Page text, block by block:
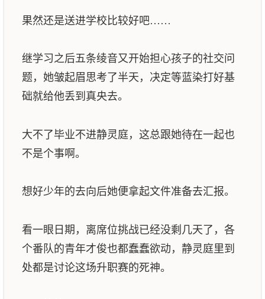
果然还是送进学校比较好吧……
继学习之后五条绫音又开始担心孩子的社交问
题，她皱起眉思考了半天，决定等蓝染打好基
础就给他丢到真央去。
大不了毕业不进静灵庭，这总跟她待在一起也
不是个事啊。
想好少年的去向后她便拿起文件准备去汇报。
看一眼日期，离席位挑战已经没剩几天了，各
个番队的青年才俊也都蠢蠢欲动，静灵庭里到
处都是讨论这场升职赛的死神。